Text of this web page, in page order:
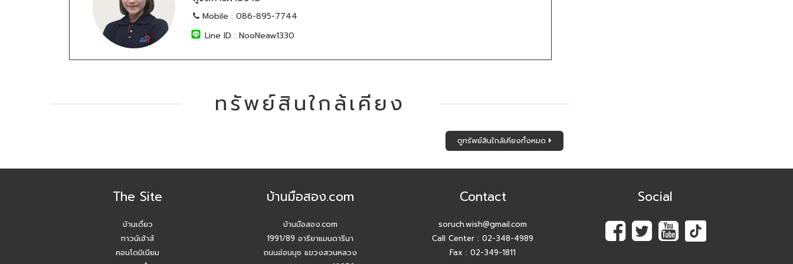
Mobile : 086-895-7744
Line ID : NooNeaw1330
ทรัพย์สินใกล้เคียง
ดูทรัพย์สินใกล้เคียงทั้งหมด
The Site
บ้านเดี่ยว
ทาวน์เฮ้าส์
คอนโดมิเนียม
บ้านมือสอง.com
บ้านมือสอง.com
1991/89 อารียาแมนดารีนา
ถนนอ่อนนุช แขวงสวนหลวง
Contact
soruch.wish@gmail.com
Call Center :02-348-4989
Fax : 02-349-1811
Social